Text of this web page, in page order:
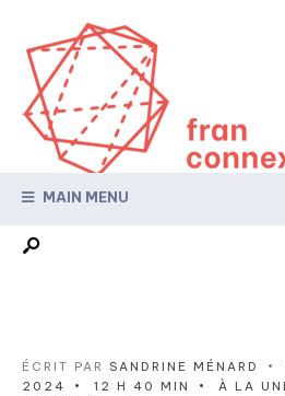
MAIN MENU
ÉCRIT PAR SANDRINE MÉNARD •
2024
• 12 H 40 MIN • À LA